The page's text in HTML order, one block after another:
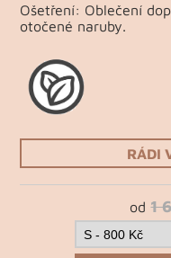
Ošetření: Oblečení
otočené naruby.
RÁDI
od1